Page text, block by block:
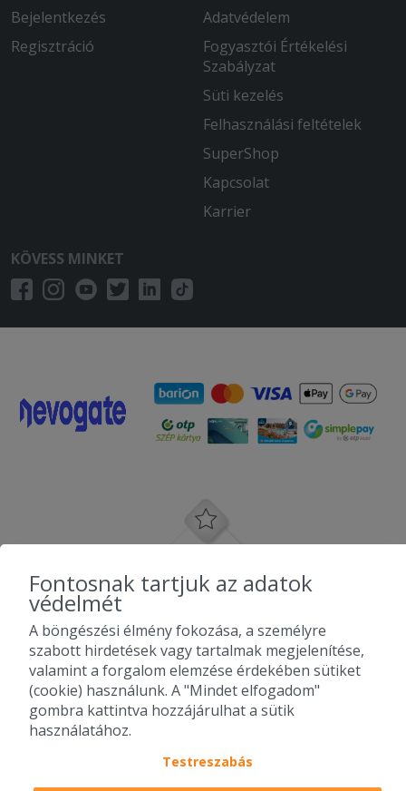
Bejelentkezés
Regisztráció
Adatvédelem
Fogyasztói Értékelési
Szabályzat
Süti kezelés
Felhasználási feltételek
SuperShop
Kapcsolat
Karrier
KÖVESS MINKET
Fontosnak tartjuk az adatok
védelmét
A böngészési élmény fokozása, a személyre
szabott hirdetések vagy tartalmak megjelenítése,
valamint a forgalom elemzése érdekében sütiket
(cookie) használunk. A "Mindet elfogadom"
gombra kattintva hozzájárulhat a sütik
használatához.
Testreszabás